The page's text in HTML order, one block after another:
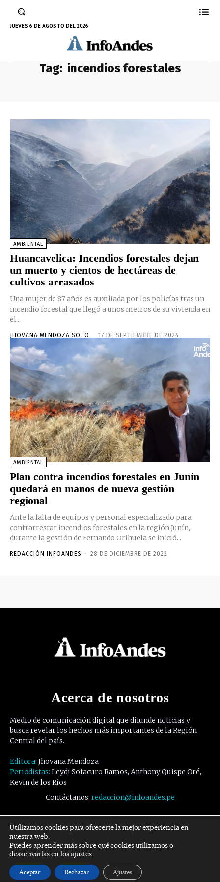
JUEVES 6 DE AGOSTO DEL 2026
Tag: incendios forestales
AMBIENTAL
Huancavelica: Incendios forestales dejan
un muerto y cientos de hectáreas de
cultivos arrasados
Una mujer de 87 años es auxiliada por los policías tras un
incendio forestal que llegó a unos metros de su vivienda en
el...
JHOVANA MENDOZA SOTO - 17 DE SEPTIEMBRE DE 2024
AMBIENTAL
Plan contra incendios forestales en Junín
quedará en manos de nueva gestión
regional
Ante la falta de equipos y personal especializado para
contrarrestar incendios forestales en la región Junín,
durante la gestión de Fernando Orihuela se inició...
REDACCIÓN INFOANDES - 28 DE DICIEMBRE DE 2022
Acerca de nosotros
Medio de comunicación digital que difunde noticias y
busca revelar los hechos más importantes de la Región
Central del país.
Editora: Jhovana Mendoza
Periodistas: Leydi Sotacuro Ramos, Anthony Quispe Oré,
Kevin de los Ríos
Contáctanos: redaccion@infoandes.pe
Síguenos
Facebook Twitter Youtube
Utilizamos cookies para ofrecerte la mejor experiencia en
nuestra web.
Puedes aprender más sobre qué cookies utilizamos o
desactivarlas en losajustes.
Aceptar Rechazar Ajustes